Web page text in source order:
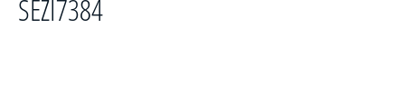
SEZI7384